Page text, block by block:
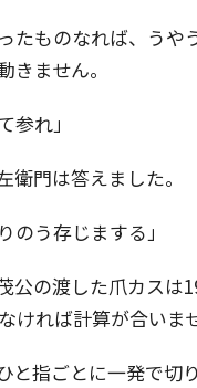
たものなれば、うや
ません。
参れ」
門は答えました。
のう存じまする」
公の渡した爪カスは
ければ計算が合いま
と指ごとに一発で